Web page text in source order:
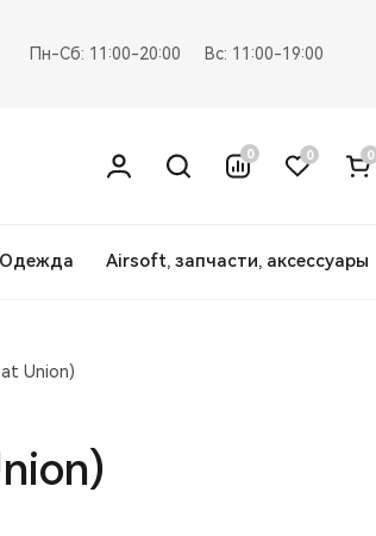
Пн-Сб: 11:00-20:00 Вс: 11:00-19:00
0 0 0
Одежда Airsoft, запчасти, аксессуары
Union)